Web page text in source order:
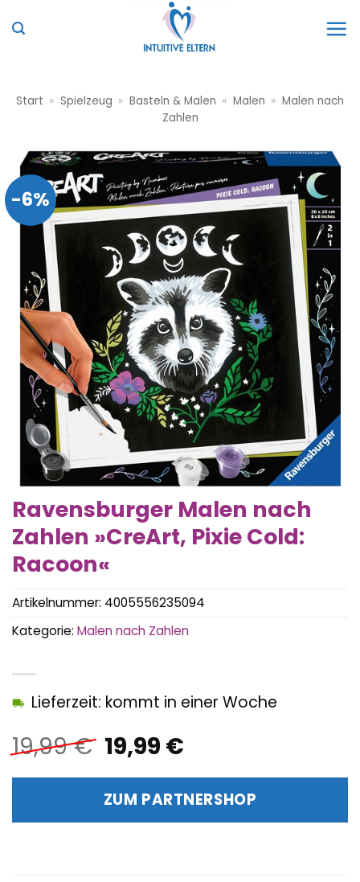
Inhalt
Start » Spielzeug » Basteln & Malen » Malen » Malen nach
Zahlen
-6%
Ravensburger Malen nach
Zahlen »CreArt, Pixie Cold:
Racoon«
19,99€ Ursprünglicher
Preis
war:
19,99 €
19,99 €Aktueller
ist:
19,99 €.
Lieferzeit: kommt in einer Woche
ZUM PARTNERSHOP
Artikelnummer: 4005556235094
Kategorie: Malen nach Zahlen